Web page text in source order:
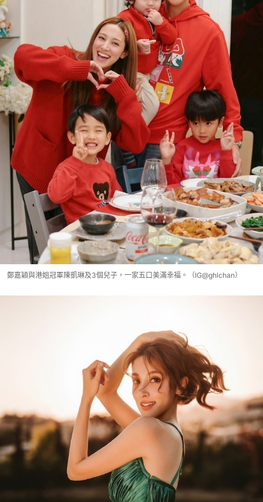
鄭嘉穎與港姐冠軍陳凱琳及3個兒子，一家五口美滿幸福。（IG@ghlchan）